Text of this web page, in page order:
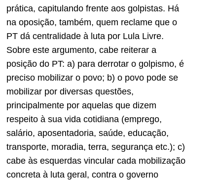
prática, capitulando frente aos golpistas. Há
na oposição, também, quem reclame que o
PT dá centralidade à luta por Lula Livre.
Sobre este argumento, cabe reiterar a
posição do PT: a) para derrotar o golpismo, é
preciso mobilizar o povo; b) o povo pode se
mobilizar por diversas questões,
principalmente por aquelas que dizem
respeito à sua vida cotidiana (emprego,
salário, aposentadoria, saúde, educação,
transporte, moradia, terra, segurança etc.); c)
cabe às esquerdas vincular cada mobilização
concreta à luta geral, contra o governo